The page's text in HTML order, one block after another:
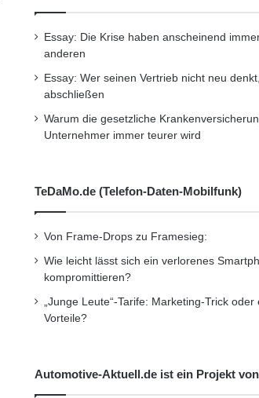
Essay: Die Krise haben anscheinend
anderen
Essay: Wer seinen Vertrieb nicht neu
abschließen
Warum die gesetzliche
Unternehmer immer teurer wird
TeDaMo.de (Telefon-Daten-Mobilfunk)
Von Frame-Drops zu Framesieg:
Wie leicht lässt sich ein verlorenes
kompromittieren?
„Junge Leute“-Tarife: Marketing-Trick oder
Vorteile?
Automotive-Aktuell.de ist ein Projekt